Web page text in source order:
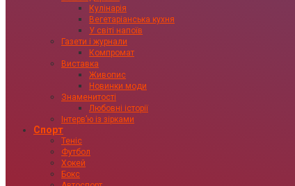
Кулінарія
Вегетаріанська кухня
У світі напоїв
Газети і журнали
Компромат
Виставка
Живопис
Новинки моди
Знаменитості
Любовні історії
Інтервʼю із зірками
Спорт
Теніс
Футбол
Хокей
Бокс